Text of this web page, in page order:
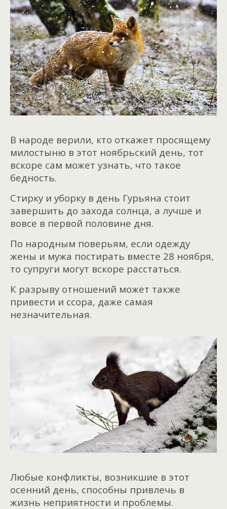
В народе верили, кто откажет просящему
милостыню в этот ноябрьский день, тот
вскоре сам может узнать, что такое
бедность.
Стирку и уборку в день Гурьяна стоит
завершить до захода солнца, а лучше и
вовсе в первой половине дня.
По народным поверьям, если одежду
жены и мужа постирать вместе 28 ноября,
то супруги могут вскоре расстаться.
К разрыву отношений может также
привести и ссора, даже самая
незначительная.
Любые конфликты, возникшие в этот
осенний день, способны привлечь в
жизнь неприятности и проблемы.